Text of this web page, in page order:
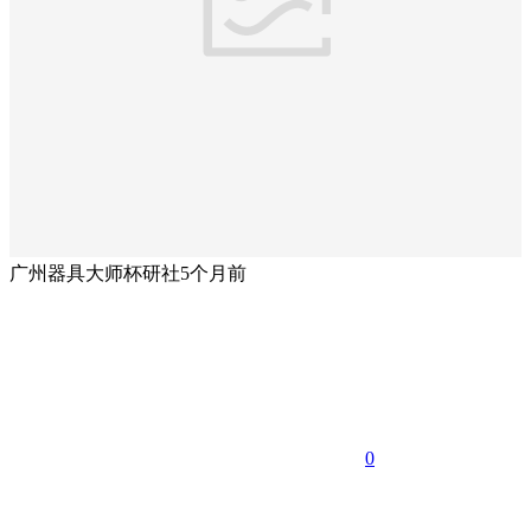
广州器具大师杯研社5个月前
0